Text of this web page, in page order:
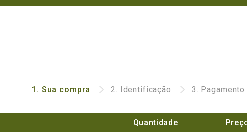
1. Sua compra 2. Identificação 3. Pagamento
Quantidade